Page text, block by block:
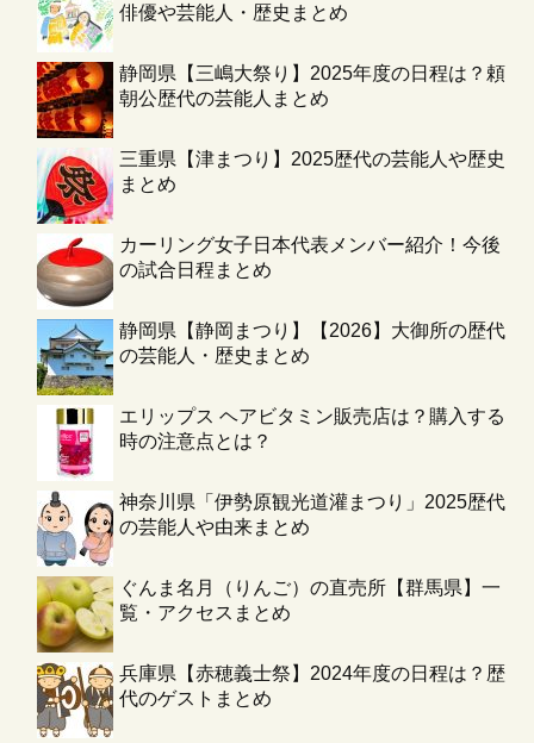
俳優や芸能人・歴史まとめ
静岡県【三嶋大祭り】2025年度の日程は？頼
朝公歴代の芸能人まとめ
三重県【津まつり】2025歴代の芸能人や歴史
まとめ
カーリング女子日本代表メンバー紹介！今後
の試合日程まとめ
静岡県【静岡まつり】【2026】大御所の歴代
の芸能人・歴史まとめ
エリップス ヘアビタミン販売店は？購入する
時の注意点とは？
神奈川県「伊勢原観光道灌まつり」2025歴代
の芸能人や由来まとめ
ぐんま名月（りんご）の直売所【群馬県】一
覧・アクセスまとめ
兵庫県【赤穂義士祭】2024年度の日程は？歴
代のゲストまとめ